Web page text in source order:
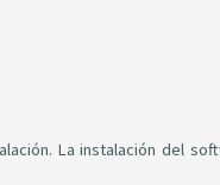
La instalación del